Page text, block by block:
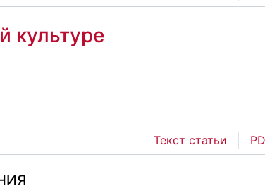
культуре
Текст статьи